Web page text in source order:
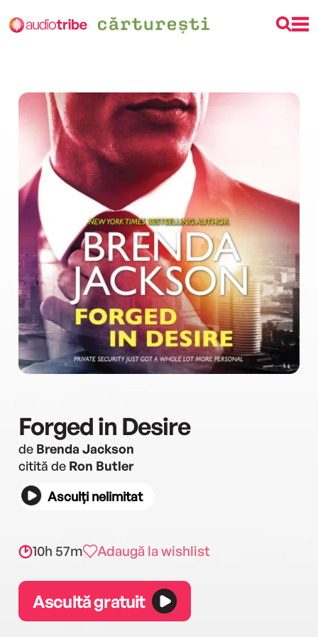
Forged in Desire
de Brenda Jackson
citită de Ron Butler
Asculți nelimitat
10h 57m Adaugă la wishlist
Ascultă gratuit